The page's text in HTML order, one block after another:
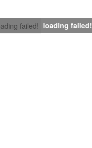
failed! loading failed!